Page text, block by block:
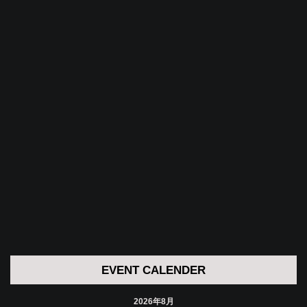
EVENT CALENDER
2026年8月